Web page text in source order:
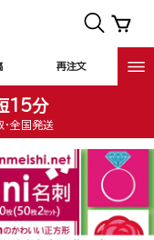
再注文
15分
全国発送